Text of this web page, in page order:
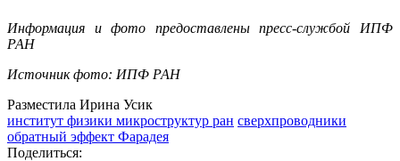
Информация и фото предоставлены пресс-службой ИПФ
РАН
Источник фото: ИПФ РАН
Разместила Ирина Усик
институт физики микроструктур ран сверхпроводники
обратный эффект Фарадея
Поделиться: